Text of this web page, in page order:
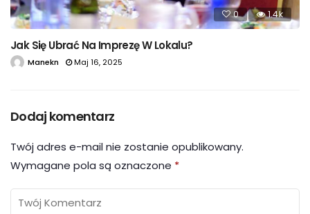
0 1.4k
Jak Się Ubrać Na Imprezę W Lokalu?
Manekn Maj 16, 2025
Dodaj komentarz
Twój adres e-mail nie zostanie opublikowany.
Wymagane pola są oznaczone *